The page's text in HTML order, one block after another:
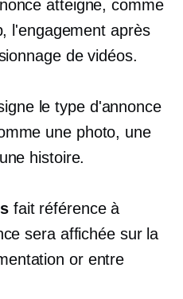
atteigne, comme
l'engagement après
de vidéos.
le type d'annonce
une photo, une
histoire.
fait référence à
sera affichée sur la
or entre